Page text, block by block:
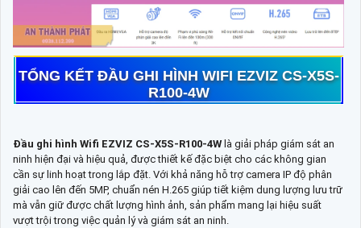
TỔNG KẾT ĐẦU GHI HÌNH WIFI EZVIZ CS-X5S-
R100-4W
Đầu ghi hình Wifi EZVIZ CS-X5S-R100-4W là giải pháp giám sát an
ninh hiện đại và hiệu quả, được thiết kế đặc biệt cho các không gian
cần sự linh hoạt trong lắp đặt. Với khả năng hỗ trợ camera IP độ phân
giải cao lên đến 5MP, chuẩn nén H.265 giúp tiết kiệm dung lượng lưu trữ
mà vẫn giữ được chất lượng hình ảnh, sản phẩm mang lại hiệu suất
vượt trội trong việc quản lý và giám sát an ninh.